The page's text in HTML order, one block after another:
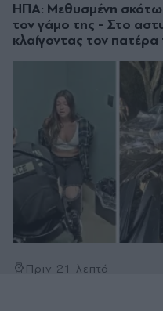
ΗΠΑ: Μεθυσμένη
τον γάμο της - Στο
κλαίγοντας τον πατέρα
Πριν 21 λεπτά